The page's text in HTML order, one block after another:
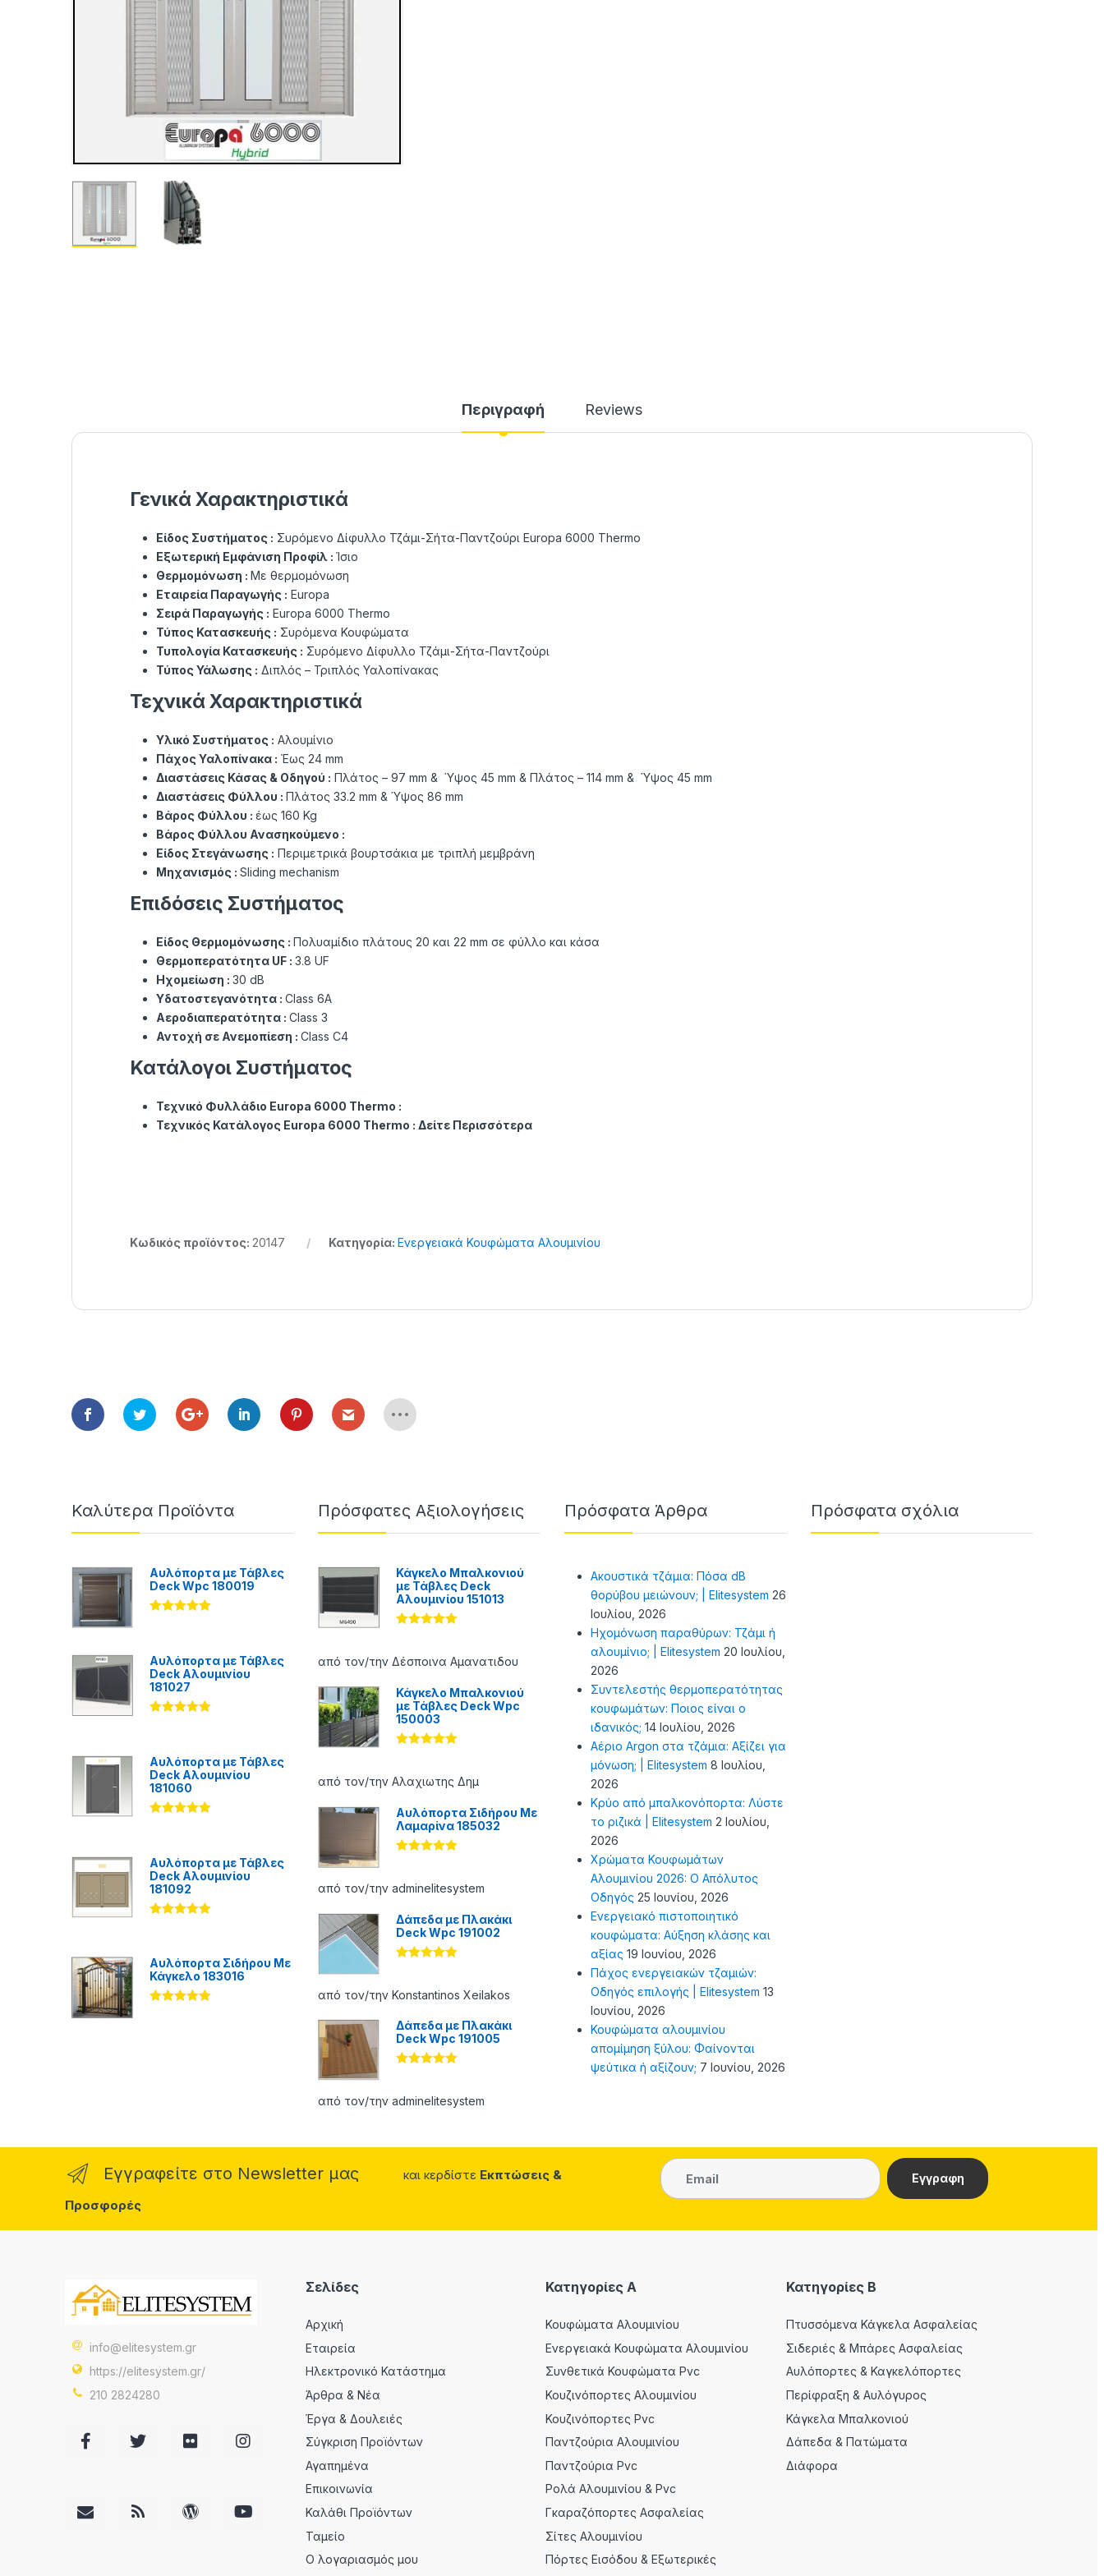
Περιγραφή Reviews
Γενικά Χαρακτηριστικά
Είδος Συστήματος : Συρόμενο Δίφυλλο Τζάμι-Σήτα-Παντζούρι Europa 6000 Thermo
Εξωτερική Εμφάνιση Προφίλ : Ίσιο
Θερμομόνωση : Με θερμομόνωση
Εταιρεία Παραγωγής : Europa
Σειρά Παραγωγής : Europa 6000 Thermo
Τύπος Κατασκευής : Συρόμενα Κουφώματα
Τυπολογία Κατασκευής : Συρόμενο Δίφυλλο Τζάμι-Σήτα-Παντζούρι
Τύπος Υάλωσης : Διπλός – Τριπλός Υαλοπίνακας
Τεχνικά Χαρακτηριστικά
Υλικό Συστήματος : Αλουμίνιο
Πάχος Υαλοπίνακα : Έως 24 mm
Διαστάσεις Κάσας & Οδηγού : Πλάτος – 97 mm & Ύψος 45 mm & Πλάτος – 114 mm & Ύψος 45 mm
Διαστάσεις Φύλλου : Πλάτος 33.2 mm & Ύψος 86 mm
Βάρος Φύλλου : έως 160 Kg
Βάρος Φύλλου Ανασηκούμενο :
Είδος Στεγάνωσης : Περιμετρικά βουρτσάκια με τριπλή μεμβράνη
Μηχανισμός : Sliding mechanism
Επιδόσεις Συστήματος
Είδος Θερμομόνωσης : Πολυαμίδιο πλάτους 20 και 22 mm σε φύλλο και κάσα
Θερμοπερατότητα UF : 3.8 UF
Ηχομείωση : 30 dB
Υδατοστεγανότητα : Class 6Α
Αεροδιαπερατότητα : Class 3
Αντοχή σε Ανεμοπίεση : Class C4
Κατάλογοι Συστήματος
Τεχνικό Φυλλάδιο Europa 6000 Thermo :
Τεχνικός Κατάλογος Europa 6000 Thermo : Δείτε Περισσότερα
Κωδικός προϊόντος: 20147 Κατηγορία: Ενεργειακά Κουφώματα Αλουμινίου
Καλύτερα Προϊόντα
Αυλόπορτα με Τάβλες
Deck Wpc 180019
Αυλόπορτα με Τάβλες
Deck Αλουμινίου
181027
Αυλόπορτα με Τάβλες
Deck Αλουμινίου
181060
Αυλόπορτα με Τάβλες
Deck Αλουμινίου
181092
Αυλόπορτα Σιδήρου Με
Κάγκελο 183016
Πρόσφατες Αξιολογήσεις
Κάγκελο Μπαλκονιού
με Τάβλες Deck
Αλουμινίου 151013
από 5
από τον/την Δέσποινα Αμανατιδου
Κάγκελο Μπαλκονιού
με Τάβλες Deck Wpc
150003
από 5
από τον/την Αλαχιωτης Δημ
Αυλόπορτα Σιδήρου Με
Λαμαρίνα 185032
από 5
από τον/την adminelitesystem
Δάπεδα με Πλακάκι
Deck Wpc 191002
από 5
από τον/την Konstantinos Xeilakos
Δάπεδα με Πλακάκι
Deck Wpc 191005
από 5
από τον/την adminelitesystem
Πρόσφατα Άρθρα
Ακουστικά τζάμια: Πόσα dB
θορύβου μειώνουν; | Elitesystem 26
Ιουλίου, 2026
Ηχομόνωση παραθύρων: Τζάμι ή
αλουμίνιο; | Elitesystem 20 Ιουλίου,
2026
Συντελεστής θερμοπερατότητας
κουφωμάτων: Ποιος είναι ο
ιδανικός; 14 Ιουλίου, 2026
Αέριο Argon στα τζάμια: Αξίζει για
μόνωση; | Elitesystem 8 Ιουλίου,
2026
Κρύο από μπαλκονόπορτα: Λύστε
το ριζικά | Elitesystem 2 Ιουλίου,
2026
Χρώματα Κουφωμάτων
Αλουμινίου 2026: Ο Απόλυτος
Οδηγός 25 Ιουνίου, 2026
Ενεργειακό πιστοποιητικό
κουφώματα: Αύξηση κλάσης και
αξίας 19 Ιουνίου, 2026
Πάχος ενεργειακών τζαμιών:
Οδηγός επιλογής | Elitesystem 13
Ιουνίου, 2026
Κουφώματα αλουμινίου
απομίμηση ξύλου: Φαίνονται
ψεύτικα ή αξίζουν; 7 Ιουνίου, 2026
Πρόσφατα σχόλια
Εγγραφείτε στο Newsletter μας και κερδίστε Εκπτώσεις &
Προσφορές
info@elitesystem.gr
https://elitesystem.gr/
210 2824280
Σελίδες
Αρχική
Εταιρεία
Ηλεκτρονικό Κατάστημα
Άρθρα & Νέα
Έργα & Δουλειές
Σύγκριση Προϊόντων
Αγαπημένα
Επικοινωνία
Καλάθι Προϊόντων
Ταμείο
Ο λογαριασμός μου
Κατηγορίες A
Κουφώματα Αλουμινίου
Ενεργειακά Κουφώματα Αλουμινίου
Συνθετικά Κουφώματα Pvc
Κουζινόπορτες Αλουμινίου
Κουζινόπορτες Pvc
Παντζούρια Αλουμινίου
Παντζούρια Pvc
Ρολά Αλουμινίου & Pvc
Γκαραζόπορτες Ασφαλείας
Σίτες Αλουμινίου
Πόρτες Εισόδου & Εξωτερικές
Κατηγορίες Β
Πτυσσόμενα Κάγκελα Ασφαλείας
Σιδεριές & Μπάρες Ασφαλείας
Αυλόπορτες & Καγκελόπορτες
Περίφραξη & Αυλόγυρος
Κάγκελα Μπαλκονιού
Δάπεδα & Πατώματα
Διάφορα